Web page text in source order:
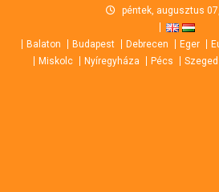
content
péntek, augusztus
Balaton Budapest Debrecen Eger
Miskolc
Nyíregyháza Pécs Szeged